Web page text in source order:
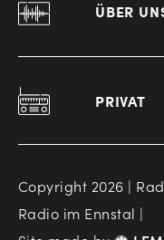
ÜBER
PRIVAT
Copyright 2026 |
Radio im Ennstal |